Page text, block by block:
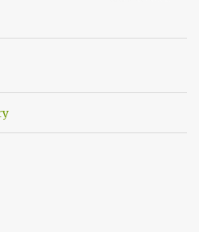
una "False Flag", per provocare
da menti sane, potrebbe